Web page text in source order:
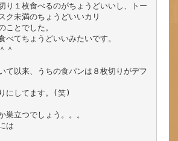
り１枚食べるのがちょうどいいし、トー
ク未満のちょうどいいカリ
ことでした。
べてちょうどいいみたいです。
＾
て以来、うちの食パンは８枚切りがデフ
にしてます。(笑)
巣立つでしょう。。。
は